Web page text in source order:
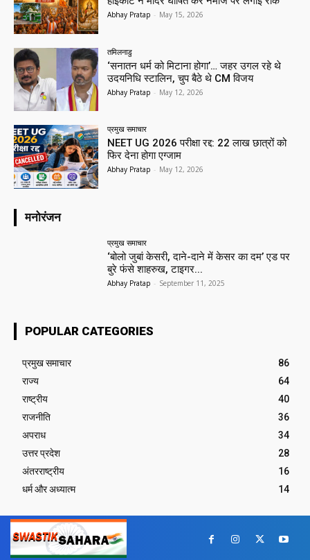
Abhay Pratap - May 15, 2026
तमिलनाडु
‘सनातन धर्म को मिटाना होगा’… जहर उगल रहे थे
उदयनिधि स्टालिन, चुप बैठे थे CM विजय
Abhay Pratap - May 12, 2026
प्रमुख समाचार‎
NEET UG 2026 परीक्षा रद्द: 22 लाख छात्रों को
फिर देना होगा एग्जाम
Abhay Pratap - May 12, 2026
मनोरंजन
प्रमुख समाचार‎
‘बोलो जुबां केसरी, दाने-दाने में केसर का दम’ एड पर
बुरे फंसे शाहरुख, टाइगर...
Abhay Pratap - September 11, 2025
POPULAR CATEGORIES
प्रमुख समाचार‎
86
राज्य
64
राष्ट्रीय
40
राजनीति
36
अपराध
34
उत्तर प्रदेश
28
अंतरराष्ट्रीय
16
धर्म और अध्यात्म
14